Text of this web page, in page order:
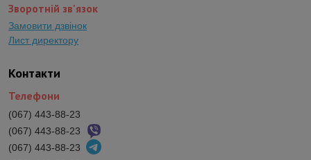
Контакти
Телефони
(067) 443-88-23
(067) 443-88-23
(067) 443-88-23
Зворотній зв'язок
Замовити дзвінок
Лист директору